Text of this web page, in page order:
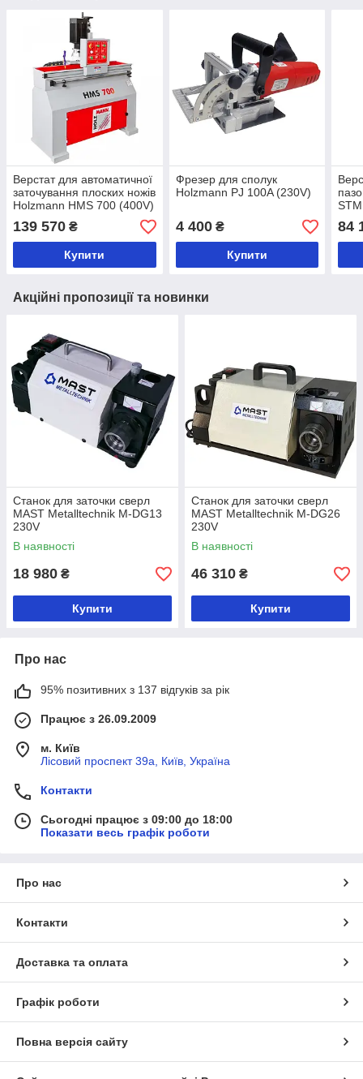
Верстат для автоматичної
заточування плоских ножів
Holzmann HMS 700 (400V)
139 570 ₴
Купити
Фрезер для сполук
Holzmann PJ 100A (230V)
4 400₴
Купити
84
Акційні пропозиції та новинки
Станок для заточки сверл
MAST Metalltechnik M-DG13
230V
В наявності
18 980 ₴
Купити
Станок для заточки сверл
MAST Metalltechnik M-DG26
230V
В наявності
46 310 ₴
Купити
Про нас
95% позитивних з 137 відгуків за рік
Працює з 26.09.2009
м. Київ
Лісовий проспект 39а, Київ, Україна
Контакти
Сьогодні працює з 09:00 до 18:00
Показати весь графік роботи
Про нас
Контакти
Доставка та оплата
Графік роботи
Повна версія сайту